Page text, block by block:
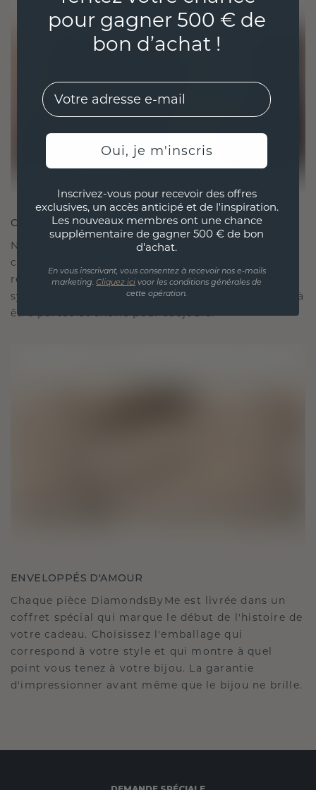
CRÉÉ POUR LA CONNEXION
Notre philosophie en matière de design est de
créer des liens, chaque pièce étant conçue pour
résister à l'épreuve du temps. Elle devient votre
symbole d'amour et de moments chéris, destinée à
être portée et chérie pour toujours.
ENVELOPPÉS D'AMOUR
Chaque pièce DiamondsByMe est livrée dans un
coffret spécial qui marque le début de l'histoire de
votre cadeau. Choisissez l'emballage qui
correspond à votre style et qui montre à quel
point vous tenez à votre bijou. La garantie
d'impressionner avant même que le bijou ne brille.
pour gagner 500 € de
bon d’achat !
EMail
Oui, je m'inscris
Inscrivez-vous pour recevoir des offres
exclusives, un accès anticipé et de l'inspiration.
Les nouveaux membres ont une chance
supplémentaire de gagner 500 € de bon
d'achat.
En vous inscrivant, vous consentez à recevoir nos e-mails
marketing. Cliquez ici voor les conditions générales de
cette opération.